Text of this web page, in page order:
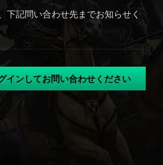
下記問い合わせ先までお知らせく
インしてお問い合わせください